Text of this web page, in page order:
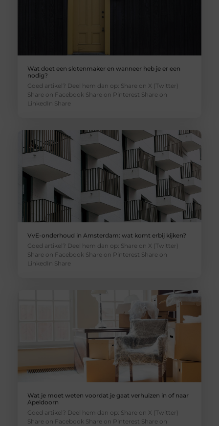
Wat doet een slotenmaker en wanneer heb je er een
nodig?
Goed artikel? Deel hem dan op: Share on X (Twitter)
Share on Facebook Share on Pinterest Share on
LinkedIn Share
VvE-onderhoud in Amsterdam: wat komt erbij kijken?
Goed artikel? Deel hem dan op: Share on X (Twitter)
Share on Facebook Share on Pinterest Share on
LinkedIn Share
Wat je moet weten voordat je gaat verhuizen in of naar
Apeldoorn
Goed artikel? Deel hem dan op: Share on X (Twitter)
Share on Facebook Share on Pinterest Share on